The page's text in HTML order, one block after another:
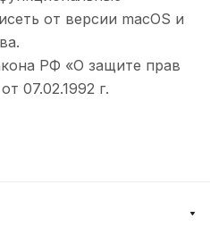
от версии macOS и
РФ «О защите прав
07.02.1992 г.